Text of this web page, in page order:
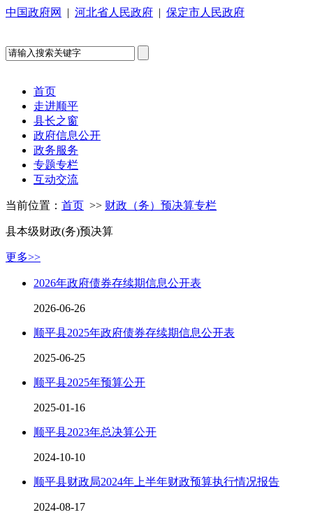
中国政府网 | 河北省人民政府 | 保定市人民政府
首页
走进顺平
县长之窗
政府信息公开
政务服务
专题专栏
互动交流
当前位置： 首页 >> 财政（务）预决算专栏
县本级财政(务)预决算
更多>>
2026年政府债券存续期信息公开表
2026-06-26
顺平县2025年政府债券存续期信息公开表
2025-06-25
顺平县2025年预算公开
2025-01-16
顺平县2023年总决算公开
2024-10-10
顺平县财政局2024年上半年财政预算执行情况报告
2024-08-17